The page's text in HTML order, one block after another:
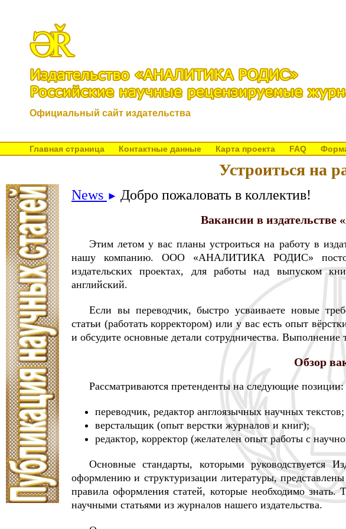
Официальный сайт издательства
Главная страница Контактные данные Карта проекта FAQ
Устроиться на
News ► Добро пожаловать в коллектив!
Вакансии в
Этим летом у вас планы устроиться на работу в
нашу компанию. ООО «АНАЛИТИКА РОДИС»
издательских проектах, для работы над выпуском
английский.
Если вы переводчик, быстро усваиваете новые
статьи (работать корректором) или у вас есть опыт
и обсудите основные детали сотрудничества. Выполнение
Обзор
Рассматриваются претенденты на следующие позиции:
переводчик, редактор англоязычных научных текстов;
верстальщик (опыт верстки журналов и книг);
редактор, корректор (желателен опыт работы с
Основные стандарты, которыми руководствуется
оформлению и структуризации литературы,
правила оформления статей, которые необходимо знать.
научными статьями из журналов нашего издательства.